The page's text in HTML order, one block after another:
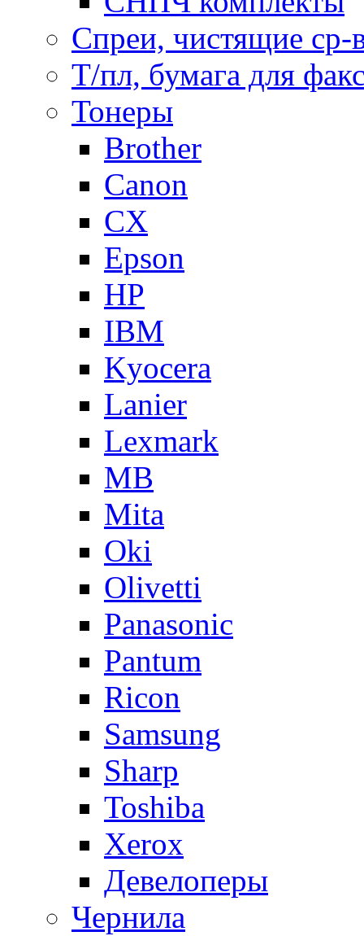
Спреи, чистящие ср-
Т/пл, бумага для
Тонеры
Brother
Canon
CX
Epson
HP
IBM
Kyocera
Lanier
Lexmark
MB
Mita
Oki
Olivetti
Panasonic
Pantum
Ricon
Samsung
Sharp
Toshiba
Xerox
Девелоперы
Чернила